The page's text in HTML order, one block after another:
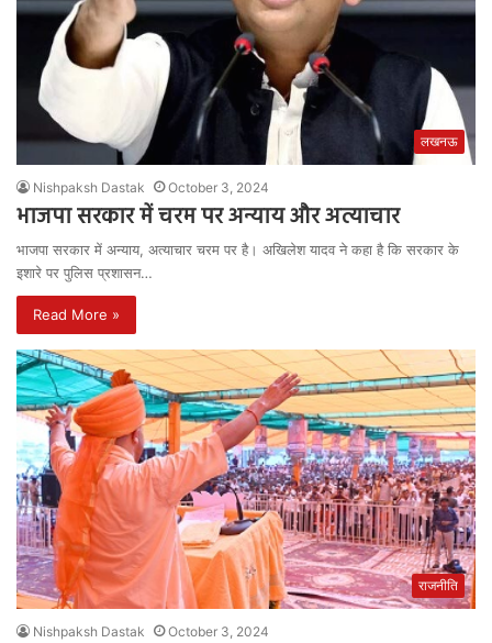
लखनऊ
Nishpaksh Dastak October 3, 2024
भाजपा सरकार में चरम पर अन्याय और अत्याचार
भाजपा सरकार में अन्याय, अत्याचार चरम पर है। अखिलेश यादव ने कहा है कि सरकार के
इशारे पर पुलिस प्रशासन…
Read More »
राजनीति
Nishpaksh Dastak October 3, 2024